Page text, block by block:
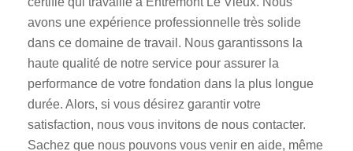
avons une expérience professionnelle très solide
dans ce domaine de travail. Nous garantissons la
haute qualité de notre service pour assurer la
performance de votre fondation dans la plus longue
durée. Alors, si vous désirez garantir votre
satisfaction, nous vous invitons de nous contacter.
Sachez que nous pouvons vous venir en aide, même